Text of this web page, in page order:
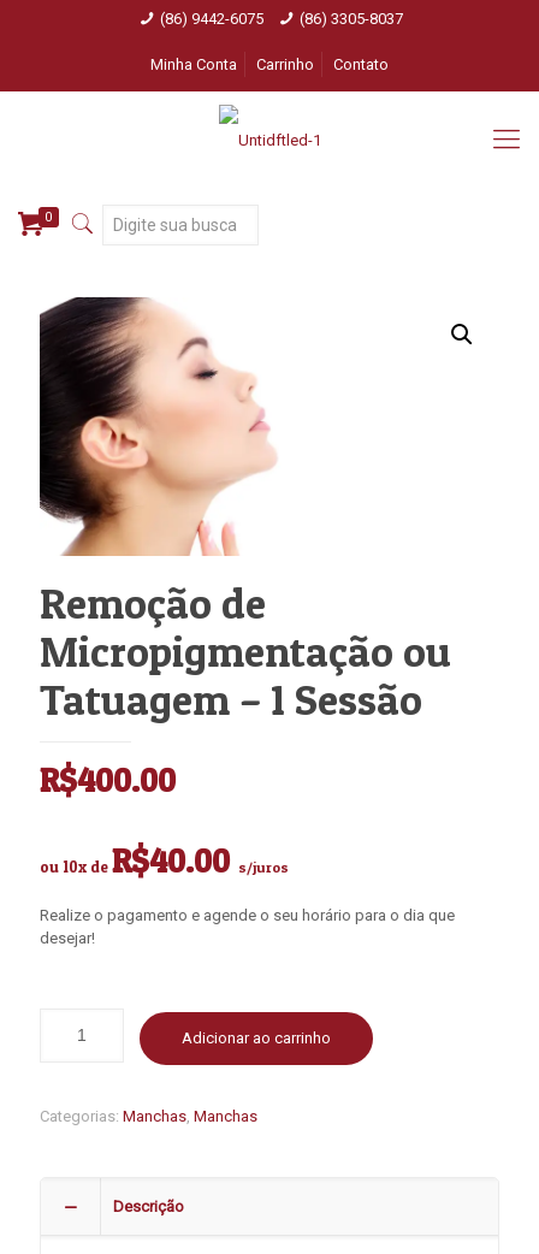
(86) 9442-6075 (86) 3305-8037
Minha Conta Carrinho Contato
0
Remoção de
Micropigmentação ou
Tatuagem – 1 Sessão
R$400.00
ou 10x deR$40.00 s/juros
Realize o pagamento e agende o seu horário para o dia que
desejar!
Adicionar ao carrinho
Categorias: Manchas Manchas
Descrição